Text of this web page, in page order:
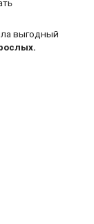
выгодный